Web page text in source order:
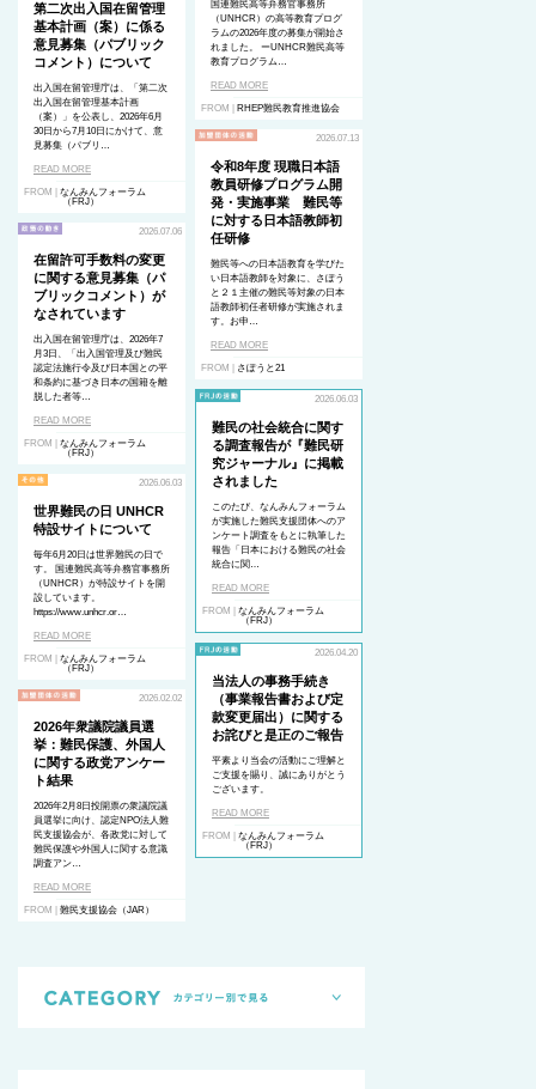
国連難民高等弁務官事務所
（UNHCR）の高等教育プログ
ラムの2026年度の募集が開始さ
れました。 ーUNHCR難民高等
教育プログラム…
READ MORE
FROM | RHEP難民教育推進協会
第二次出入国在留管理
基本計画（案）に係る
意見募集（パブリック
コメント）について
出入国在留管理庁は、「第二次
出入国在留管理基本計画
（案）」を公表し、2026年6月
30日から7月10日にかけて、意
見募集（パブリ…
READ MORE
FROM | なんみんフォーラム
（FRJ）
2026.07.13
令和8年度 現職日本語
教員研修プログラム開
発・実施事業 難民等
に対する日本語教師初
任研修
難民等への日本語教育を学びた
い日本語教師を対象に、さぽう
と２１主催の難民等対象の日本
語教師初任者研修が実施されま
す。お申…
READ MORE
FROM | さぽうと21
2026.07.06
在留許可手数料の変更
に関する意見募集（パ
ブリックコメント）が
なされています
出入国在留管理庁は、2026年7
月3日、「出入国管理及び難民
認定法施行令及び日本国との平
和条約に基づき日本の国籍を離
脱した者等…
READ MORE
FROM | なんみんフォーラム
（FRJ）
2026.06.03
難民の社会統合に関す
る調査報告が『難民研
究ジャーナル』に掲載
されました
このたび、なんみんフォーラム
が実施した難民支援団体へのア
ンケート調査をもとに執筆した
報告「日本における難民の社会
統合に関…
READ MORE
FROM | なんみんフォーラム
（FRJ）
2026.06.03
世界難民の日 UNHCR
特設サイトについて
毎年6月20日は世界難民の日で
す。 国連難民高等弁務官事務所
（UNHCR）が特設サイトを開
設しています。
https://www.unhcr.or…
READ MORE
FROM | なんみんフォーラム
（FRJ）
2026.04.20
当法人の事務手続き
（事業報告書および定
款変更届出）に関する
お詫びと是正のご報告
平素より当会の活動にご理解と
ご支援を賜り、誠にありがとう
ございます。
READ MORE
FROM | なんみんフォーラム
（FRJ）
2026.02.02
2026年衆議院議員選
挙：難民保護、外国人
に関する政党アンケー
ト結果
2026年2月8日投開票の衆議院議
員選挙に向け、認定NPO法人難
民支援協会が、各政党に対して
難民保護や外国人に関する意識
調査アン…
READ MORE
FROM | 難民支援協会（JAR）